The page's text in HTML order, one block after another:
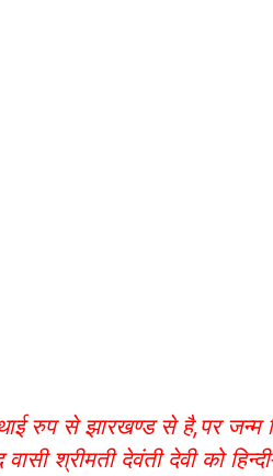
रुप से झारखण्ड से है,पर जन्म
श्रीमती देवंती देवी को